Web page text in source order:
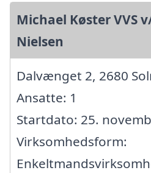
Michael Køster VVS
Nielsen
Dalvænget 2, 2680
Ansatte: 1
Startdato: 25.
Virksomhedsform: